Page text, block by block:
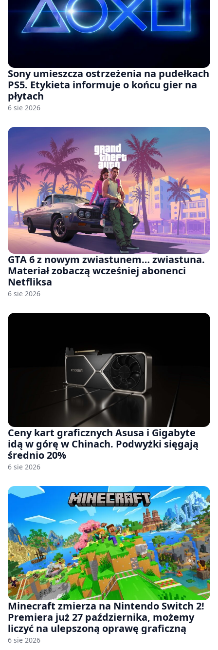
Sony umieszcza ostrzeżenia na pudełkach
PS5. Etykieta informuje o końcu gier na
płytach
6 sie 2026
GTA 6 z nowym zwiastunem… zwiastuna.
Materiał zobaczą wcześniej abonenci
Netfliksa
6 sie 2026
Ceny kart graficznych Asusa i Gigabyte
idą w górę w Chinach. Podwyżki sięgają
średnio 20%
6 sie 2026
Minecraft zmierza na Nintendo Switch 2!
Premiera już 27 października, możemy
liczyć na ulepszoną oprawę graficzną
6 sie 2026